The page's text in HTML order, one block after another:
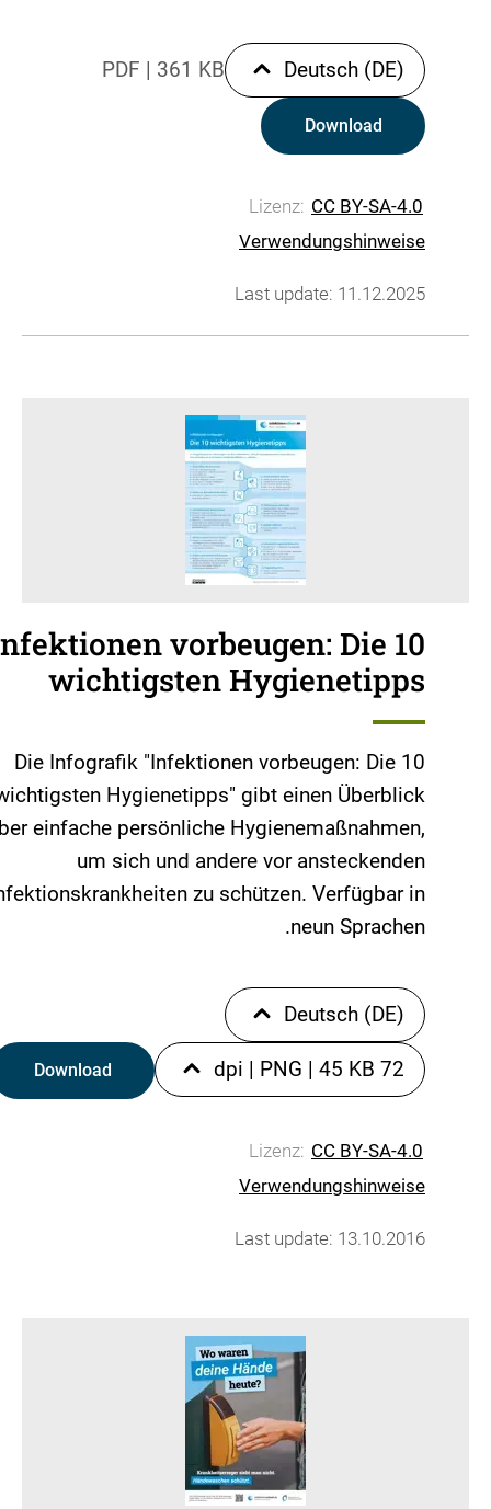
Deutsch (DE)
PDF | 361 KB
Download
Lizenz: CC BY-SA-4.0
Verwendungshinweise
Last update: 11.12.2025
vorbeugen: Die 10
wichtigsten Hygienetipps
Die Infografik "Infektionen vorbeugen: Die 10
Hygienetipps" gibt einen Überblick
einfache persönliche Hygienemaßnahmen,
um sich und andere vor ansteckenden
zu schützen. Verfügbar in
neun Sprachen.
Deutsch (DE)
72 dpi
| PNG | 45 KB
Download
Lizenz: CC BY-SA-4.0
Verwendungshinweise
Last update: 13.10.2016